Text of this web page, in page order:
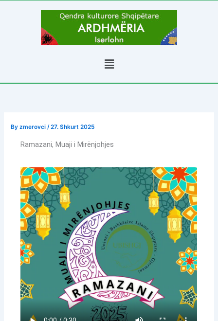
Menu
Byzmerovci /27. Shkurt 2025
Ramazani, Muaji i Mirënjohjes